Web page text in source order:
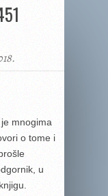
mnogima
o tome i
u